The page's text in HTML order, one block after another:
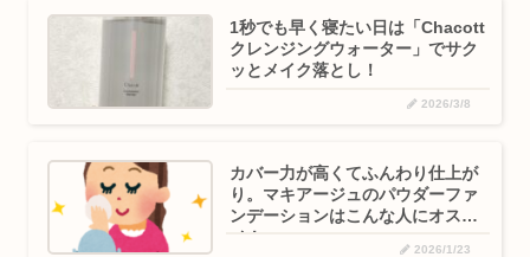
1秒でも早く寝たい日は「Chacott
クレンジングウォーター」でサク
ッとメイク落とし！
2026/3/8
カバー力が高くてふんわり仕上が
り。マキアージュのパウダーファ
ンデーションはこんな人にオスス
メ！
2026/1/23